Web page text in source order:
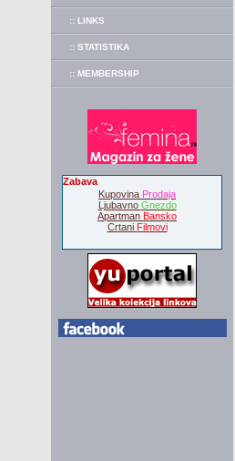
:: LINKS
:: STATISTIKA
:: MEMBERSHIP
Zabava
Kupovina Prodaja
Ljubavno Gnezdo
Apartman Bansko
Crtani Filmovi